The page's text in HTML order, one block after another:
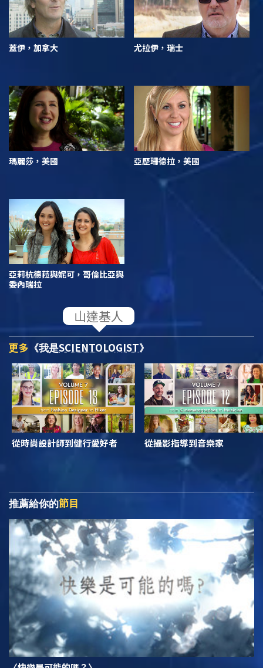
蓋伊，加拿大 尤拉伊，瑞士
瑪麗莎，美國 亞歷珊德拉，美國
亞莉杭德菈與妮可，哥倫比亞與
委內瑞拉
更多 《我是SCIENTOLOGIST》
從時尚設計師到健行愛好者 從攝影指導到音樂家
推薦給你的節目